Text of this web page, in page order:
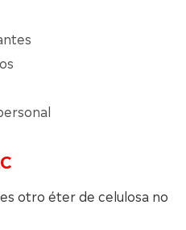
otro éter de celulosa no